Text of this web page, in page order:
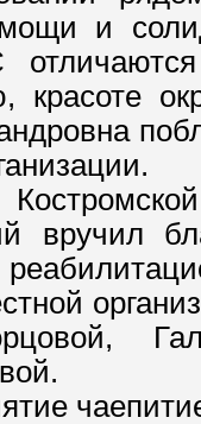
и
красоте
вручил